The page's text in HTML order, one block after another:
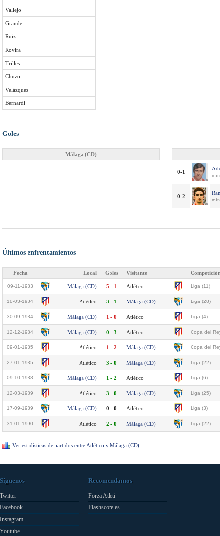
Vallejo
Grande
Ruiz
Rovira
Trilles
Chuzo
Velázquez
Bernardi
Goles
Málaga (CD)
0-1
0-2
Últimos enfrentamientos
Fecha Local Goles Visitante Competición
09-11-1983 Málaga (CD) 5 - 1 Atlético Liga (11)
18-03-1984 Atlético 3 - 1 Málaga (CD) Liga (28)
30-09-1984 Málaga (CD) 1 - 0 Atlético Liga (4)
12-12-1984 Málaga (CD) 0 - 3 Atlético Copa del
09-01-1985 Atlético 1 - 2 Málaga (CD) Copa del
27-01-1985 Atlético 3 - 0 Málaga (CD) Liga (22)
09-10-1988 Málaga (CD) 1 - 2 Atlético Liga (6)
12-03-1989 Atlético 3 - 0 Málaga (CD) Liga (25)
17-09-1989 Málaga (CD) 0 - 0 Atlético Liga (3)
31-01-1990 Atlético 2 - 0 Málaga (CD) Liga (22)
Ver estadísticas de partidos entre Atlético y Málaga (CD)
Síguenos
Twitter
Facebook
Instagram
Youtube
Recomendamos
Forza Atleti
Flashscore.es